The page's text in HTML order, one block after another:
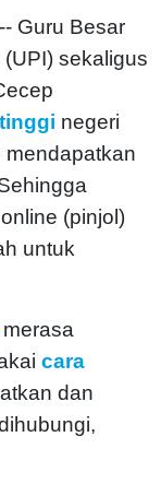
Guru Besar
sekaligus
negeri
mendapatkan
(pinjol)
untuk
merasa
cara
dan